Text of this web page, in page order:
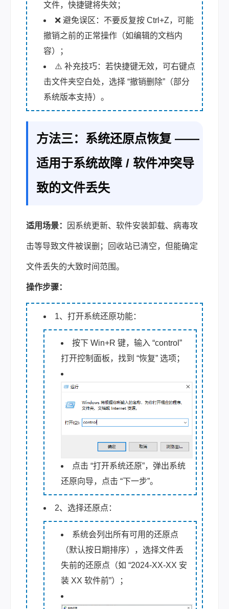
文件，快捷键将失效；
❌ 避免误区：不要反复按 Ctrl+Z，可能
撤销之前的正常操作（如编辑的文档内
容）；
⚠️ 补充技巧：若快捷键无效，可右键点
击文件夹空白处，选择 “撤销删除”（部分
系统版本支持）。
方法三：系统还原点恢复 ——
适用于系统故障 / 软件冲突导
致的文件丢失
适用场景： 因系统更新、软件安装卸载、病毒攻
击等导致文件被误删；回收站已清空，但能确定
文件丢失的大致时间范围。
操作步骤：
1、打开系统还原功能：
按下 Win+R 键，输入 “control”
打开控制面板，找到 “恢复” 选项；
点击 “打开系统还原”，弹出系统
还原向导，点击 “下一步”。
2、选择还原点：
系统会列出所有可用的还原点
（默认按日期排序），选择文件丢
失前的还原点（如 “2024-XX-XX 安
装 XX 软件前”）；